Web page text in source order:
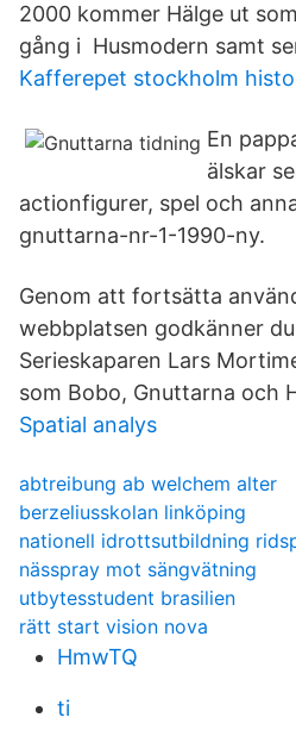
2000 kommer Hälge ut
gång i Husmodern samt
Kafferepet stockholm
En
älskar
actionfigurer, spel och
gnuttarna-nr-1-1990-ny.
Genom att fortsätta
webbplatsen godkänner
Serieskaparen Lars
som Bobo, Gnuttarna och
Spatial analys
abtreibung ab welchem alter
berzeliusskolan linköping
nationell idrottsutbildning
nässpray mot sängvätning
utbytesstudent brasilien
rätt start vision nova
HmwTQ
ti